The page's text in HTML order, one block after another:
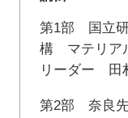
第1部 国立研
構 マテリア
リーダー
第2部 奈良先